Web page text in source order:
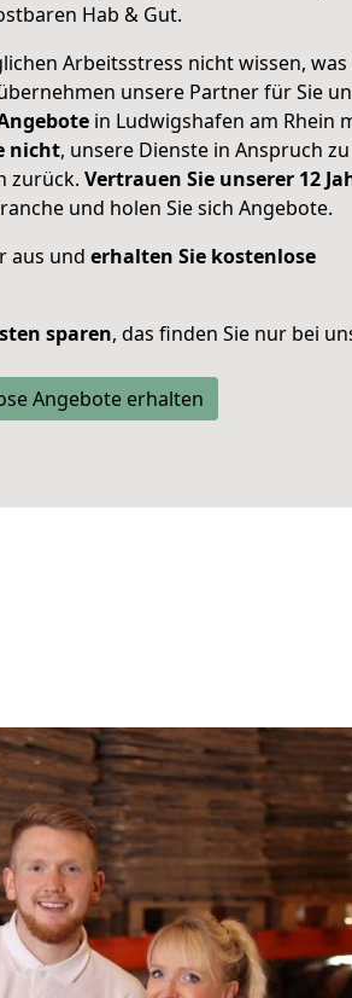
Hab & Gut.
Arbeitsstress nicht wissen, was
unsere Partner für Sie
in Ludwigshafen am Rhein
nicht, unsere Dienste in Anspruch zu
zurück. Vertrauen Sie unserer 12
und holen Sie sich Angebote.
aus und erhalten Sie kostenlose
sparen, das finden Sie nur bei
Angebote erhalten